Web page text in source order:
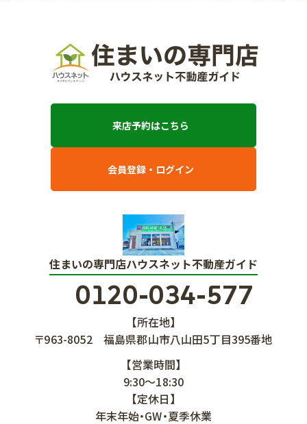
来店予約はこちら
会員登録・ログイン
住まいの専門店ハウスネット不動産ガイド
0120-034-577
【所在地】
〒963-8052
福島県郡山市八山田5丁目395番地
【営業時間】
9:30～18:30
【定休日】
年末年始・GW・夏季休業